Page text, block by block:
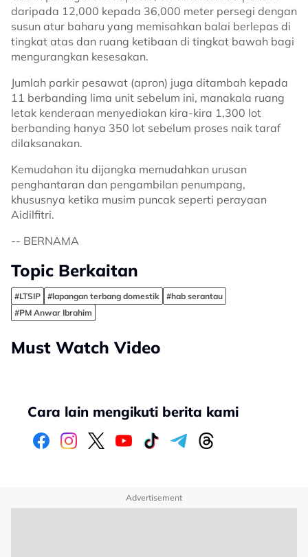
daripada 12,000 kepada 36,000 meter persegi dengan
susun atur baharu yang memisahkan balai berlepas di
tingkat atas dan ruang ketibaan di tingkat bawah bagi
mengurangkan kesesakan.
Jumlah parkir pesawat (apron) juga ditambah kepada
11 berbanding lima unit sebelum ini, manakala ruang
letak kenderaan menyediakan kira-kira 1,300 lot
berbanding hanya 350 lot sebelum proses naik taraf
dilaksanakan.
Kemudahan itu dijangka memudahkan urusan
penghantaran dan pengambilan penumpang,
khususnya ketika musim puncak seperti perayaan
Aidilfitri.
-- BERNAMA
Topic Berkaitan
#LTSIP #lapangan terbang domestik
#hab serantau
#PM Anwar Ibrahim
Must Watch Video
Cara lain mengikuti berita kami
Advertisement